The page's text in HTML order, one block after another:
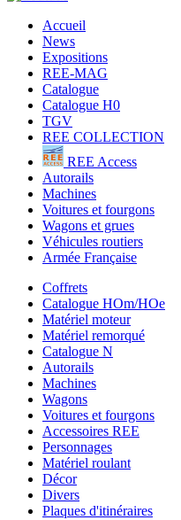
Accueil
News
Expositions
REE-MAG
Catalogue
Catalogue H0
TGV
REE COLLECTION
REE Access
Autorails
Machines
Voitures et fourgons
Wagons et grues
Véhicules routiers
Armée Française
Coffrets
Catalogue HOm/HOe
Matériel moteur
Matériel remorqué
Catalogue N
Autorails
Machines
Wagons
Voitures et fourgons
Accessoires REE
Personnages
Matériel roulant
Décor
Divers
Plaques d'itinéraires